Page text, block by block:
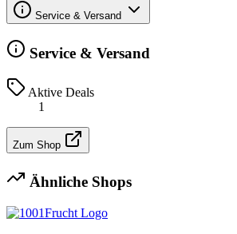
Service & Versand
Service & Versand
Aktive Deals
1
Zum Shop
Ähnliche Shops